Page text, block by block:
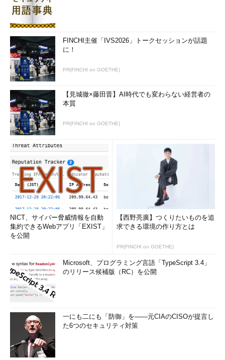
FINCHI主催「IVS2026」トークセッションが話題
に！
PR(FINCHI on GOETHE)
【見城徹×藤田晋】AI時代でも変わらない経営者の
本質
PR(FINCHI on GOETHE)
NICT、サイバー脅威情報を自動
集約できるWebアプリ「EXIST」
を公開
【西野亮廣】つくりたいものを追
求できる環境の作り方とは
PR(FINCHI on GOETHE)
Microsoft、プログラミング言語「TypeScript 3.4」
のリリース候補版（RC）を公開
一にも二にも「防御」を――元CIAのCISOが提言し
た6つのセキュリティ対策